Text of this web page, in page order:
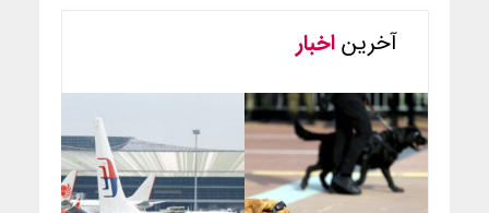
آخریناخبار